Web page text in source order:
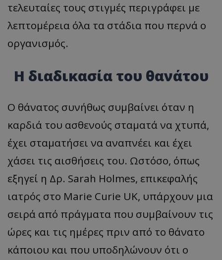
τελευταίες τους στιγμές περιγράφει με
λεπτομέρεια όλα τα στάδια που περνά ο
οργανισμός.
Η διαδικασία του θανάτου
Ο θάνατος συνήθως συμβαίνει όταν η
καρδιά του ασθενούς σταματά να χτυπά,
έχει σταματήσει να αναπνέει και έχει
χάσει τις αισθήσεις του. Ωστόσο, όπως
εξηγεί η Δρ. Sarah Holmes, επικεφαλής
ιατρός στο Marie Curie UK, υπάρχουν μια
σειρά από πράγματα που συμβαίνουν τις
ώρες και τις ημέρες πριν από το θάνατο
κάποιου και που υποδηλώνουν ότι ο